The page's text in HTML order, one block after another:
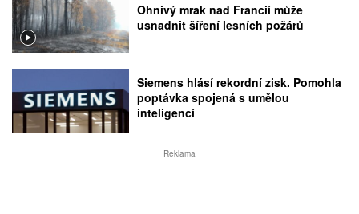
Ohnivý mrak nad Francií může
usnadnit šíření lesních požárů
Siemens hlásí rekordní zisk. Pomohla
poptávka spojená s umělou
inteligencí
Reklama